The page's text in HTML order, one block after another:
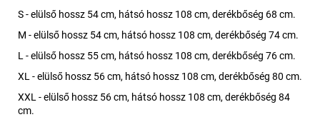
S - elülső hossz 54 cm, hátsó hossz 108 cm, derékbőség 68 cm.
M - elülső hossz 54 cm, hátsó hossz 108 cm, derékbőség 74 cm.
L - elülső hossz 55 cm, hátsó hossz 108 cm, derékbőség 76 cm.
XL - elülső hossz 56 cm, hátsó hossz 108 cm, derékbőség 80 cm.
XXL - elülső hossz 56 cm, hátsó hossz 108 cm, derékbőség 84
cm.